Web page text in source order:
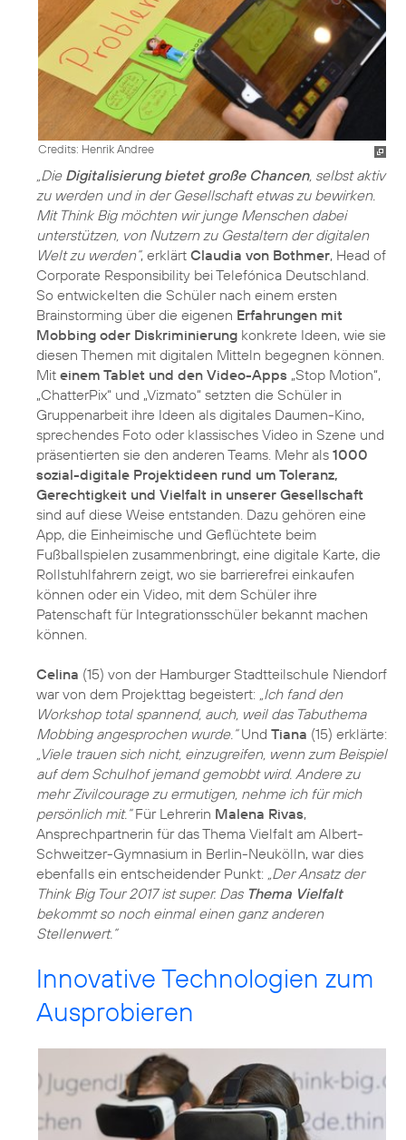
Credits: Henrik Andree
„Die Digitalisierung bietet große Chancen, selbst aktiv
zu werden und in der Gesellschaft etwas zu bewirken.
Mit Think Big möchten wir junge Menschen dabei
unterstützen, von Nutzern zu Gestaltern der digitalen
Welt zu werden“, erklärt Claudia von Bothmer, Head of
Corporate Responsibility bei Telefónica Deutschland.
So entwickelten die Schüler nach einem ersten
Brainstorming über die eigenen Erfahrungen mit
Mobbing oder Diskriminierung konkrete Ideen, wie sie
diesen Themen mit digitalen Mitteln begegnen können.
Mit einem Tablet und den Video-Apps „Stop Motion“,
„ChatterPix“ und „Vizmato“ setzten die Schüler in
Gruppenarbeit ihre Ideen als digitales Daumen-Kino,
sprechendes Foto oder klassisches Video in Szene und
präsentierten sie den anderen Teams. Mehr als 1000
sozial-digitale Projektideen rund um Toleranz,
Gerechtigkeit und Vielfalt in unserer Gesellschaft
sind auf diese Weise entstanden. Dazu gehören eine
App, die Einheimische und Geflüchtete beim
Fußballspielen zusammenbringt, eine digitale Karte, die
Rollstuhlfahrern zeigt, wo sie barrierefrei einkaufen
können oder ein Video, mit dem Schüler ihre
Patenschaft für Integrationsschüler bekannt machen
können.
Celina (15) von der Hamburger Stadtteilschule Niendorf
war von dem Projekttag begeistert: „Ich fand den
Workshop total spannend, auch, weil das Tabuthema
Mobbing angesprochen wurde.“Und Tiana (15) erklärte:
„Viele trauen sich nicht, einzugreifen, wenn zum Beispiel
auf dem Schulhof jemand gemobbt wird. Andere zu
mehr Zivilcourage zu ermutigen, nehme ich für mich
persönlich mit.“Für Lehrerin Malena Rivas,
Ansprechpartnerin für das Thema Vielfalt am Albert-
Schweitzer-Gymnasium in Berlin-Neukölln, war dies
ebenfalls ein entscheidender Punkt: „Der Ansatz der
Think Big Tour 2017 ist super. Das Thema Vielfalt
bekommt so noch einmal einen ganz anderen
Stellenwert.“
Innovative Technologien zum
Ausprobieren